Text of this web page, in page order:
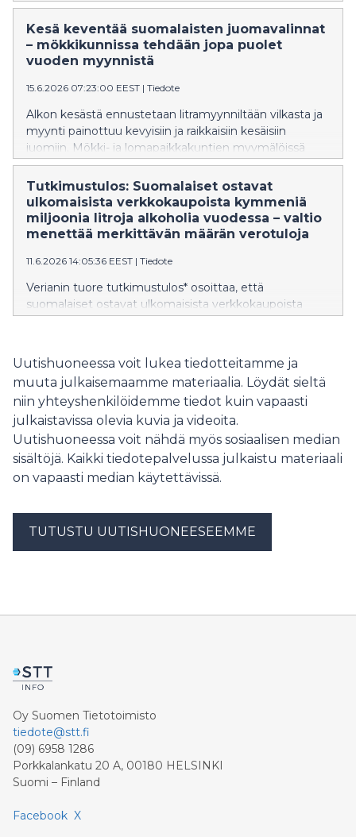
laajennetaan. Laajemmat lauantai-iltojen aukioloajat
otetaan käyttöön suunnitelman mukaan lauantaista
4.7. alkaen 108 myymälässä, joista 35 myymälää on
jatkossa auki myös sunnuntaisin.
Kesä keventää suomalaisten juomavalinnat
– mökkikunnissa tehdään jopa puolet
vuoden myynnistä
15.6.2026 07:23:00 EEST | Tiedote
Alkon kesästä ennustetaan litramyynniltään vilkasta ja
myynti painottuu kevyisiin ja raikkaisiin kesäisiin
juomiin. Mökki- ja lomapaikkakuntien myymälöissä
eletään vuoden kiireisintä aikaa, kun kesäasiakkaat
nostavat sekä litramyyntiä että asiakasmääriä.
Tutkimustulos: Suomalaiset ostavat
ulkomaisista verkkokaupoista kymmeniä
miljoonia litroja alkoholia vuodessa – valtio
menettää merkittävän määrän verotuloja
11.6.2026 14:05:36 EEST | Tiedote
Verianin tuore tutkimustulos* osoittaa, että
suomalaiset ostavat ulkomaisista verkkokaupoista
vuosittain arviolta 67 miljoonaa litraa alkoholia. Valtiolle
50–280 miljoonan euron veromenetykset, sillä osa
tutkimukseen vastanneista kertoo, ettei ostoksista ole
maksettu alkoholiveroa Suomeen.
Uutishuoneessa voit lukea tiedotteitamme ja
muuta julkaisemaamme materiaalia. Löydät sieltä
niin yhteyshenkilöidemme tiedot kuin vapaasti
julkaistavissa olevia kuvia ja videoita.
Uutishuoneessa voit nähdä myös sosiaalisen median
sisältöjä. Kaikki tiedotepalvelussa julkaistu materiaali
on vapaasti median käytettävissä.
TUTUSTU UUTISHUONEESEEMME
Oy Suomen Tietotoimisto
tiedote@stt.fi
(09) 6958 1286
Porkkalankatu 20 A, 00180 HELSINKI
Suomi – Finland
Facebook X